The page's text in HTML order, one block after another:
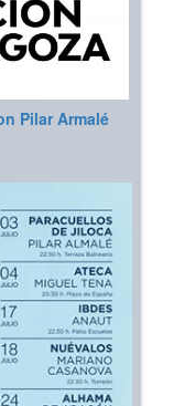
Pilar Armalé